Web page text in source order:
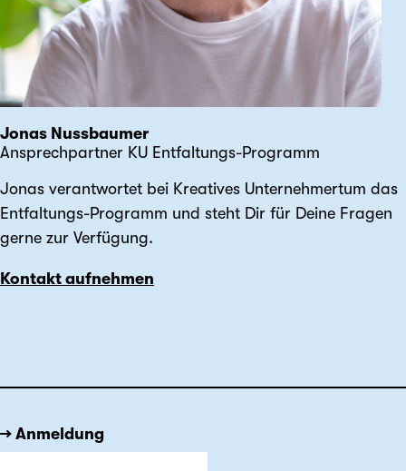
Jonas Nussbaumer
Ansprechpartner KU Entfaltungs-Programm
Jonas verantwortet bei Kreatives Unternehmertum das
Entfaltungs-Programm und steht Dir für Deine Fragen
gerne zur Verfügung.
Kontakt aufnehmen
→ Anmeldung